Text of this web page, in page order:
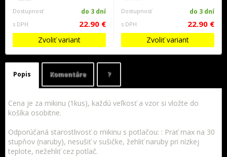
Dostupnosť do 3 dní
s DPH 22.90 €
Zvoliť variant
Dostupnosť do 3 dní
s DPH 22.90 €
Zvoliť variant
Popis Komentáre ?
Cena je za mikinu (1kus), každú veľkosť a vzor si vložte do
košíka osobitne.
Odporúčaná starostlivosť o mikinu s potlačou: : Prať max na 30
stupňov (naruby), nesušiť v sušičke, žehliť naruby pri nízkej
teplote, nežehliť cez potlač.